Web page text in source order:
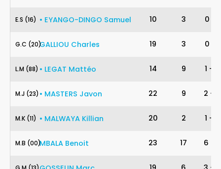
16 • EYANGO-DINGO Samuel
E.S (16) 10 3 0
20 GALLIOU Charles
G.C (20) 19 3 0
88 • LEGAT Mattéo
L.M (88) 14 9 1 -
23 • MASTERS Javon
M.J (23) 22 9 2 -
11 • MALWAYA Killian
M.K (11) 20 2 1 -
00 MBALA Benoit
M.B (00) 23 17 6